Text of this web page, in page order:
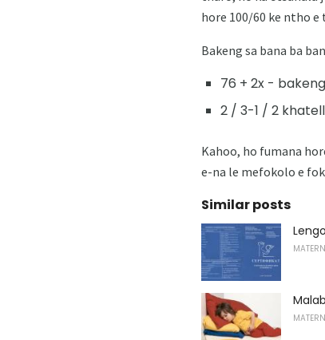
hore 100/60 ke ntho
Bakeng sa bana ba
76 + 2x -
2 / 3-1 / 2
Kahoo, ho fumana
e-na le mefokolo e
Similar posts